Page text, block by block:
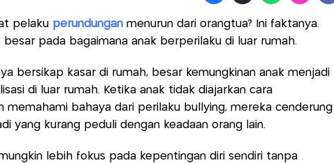
pelaku perundunganmenurun dari orangtua? Ini faktanya.
besar pada bagaimana anak berperilaku di luar rumah.
bersikap kasar di rumah, besar kemungkinan anak menjadi
di luar rumah. Ketika anak tidak diajarkan cara
memahami bahaya dari perilaku bullying, mereka cenderung
yang kurang peduli dengan keadaan orang lain.
lebih fokus pada kepentingan diri sendiri tanpa